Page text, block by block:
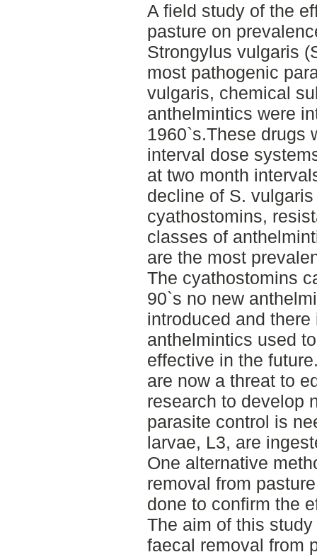
A field study of the
pasture on
Strongylus vulgaris
most pathogenic
vulgaris, chemical
anthelmintics were
1960`s.These drugs
interval dose
at two month
decline of S.
cyathostomins,
classes of
are the most
The cyathostomins
90`s no new
introduced and
anthelmintics used
effective in the
are now a threat to
research to develop
parasite control is
larvae, L3, are
One alternative
removal from
done to confirm the
The aim of this
faecal removal from